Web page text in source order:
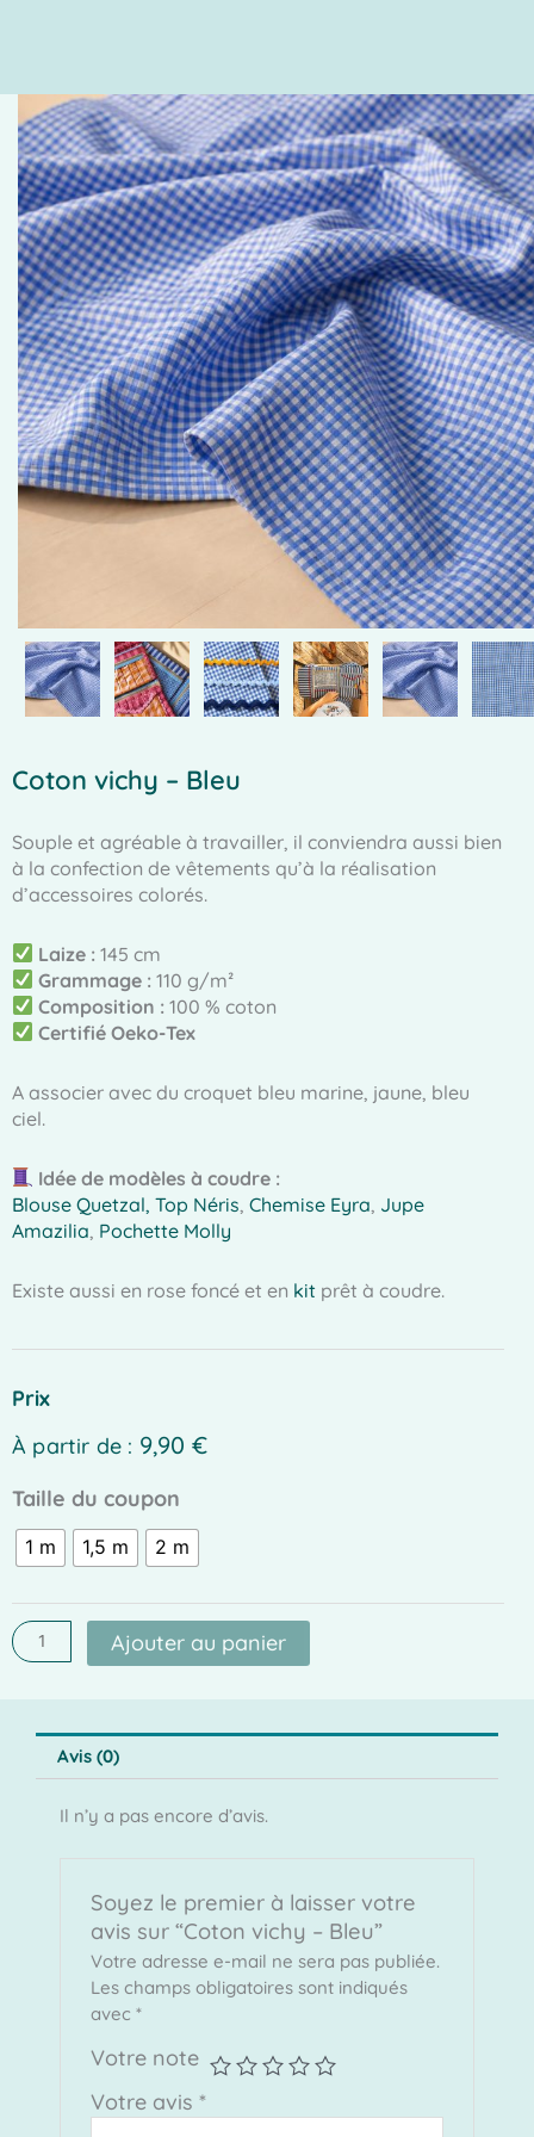
Coton vichy – Bleu
Souple et agréable à travailler, il conviendra aussi bien
à la confection de vêtements qu’à la réalisation
d’accessoires colorés.
Laize : 145 cm
Grammage : 110 g/m²
Composition : 100 % coton
Certifié Oeko-Tex
A associer avec du croquet bleu marine, jaune, bleu
ciel.
Idée de modèles à coudre :
Blouse Quetzal, Top Néris, Chemise Eyra, Jupe
Amazilia, Pochette Molly
Existe aussi en rose foncé et en kit prêt à coudre.
Prix
À partir de : 9,90 €
Taille du coupon
1 m 1,5 m 2 m
quantité
Coton
vichy
-
Bleu
Ajouter au panier
Avis (0)
Il n’y a pas encore d’avis.
Soyez le premier à laisser votre
avis sur “Coton vichy – Bleu”
Votre adresse e-mail ne sera pas publiée.
Les champs obligatoires sont indiqués
avec*
Votre note
Votre avis*